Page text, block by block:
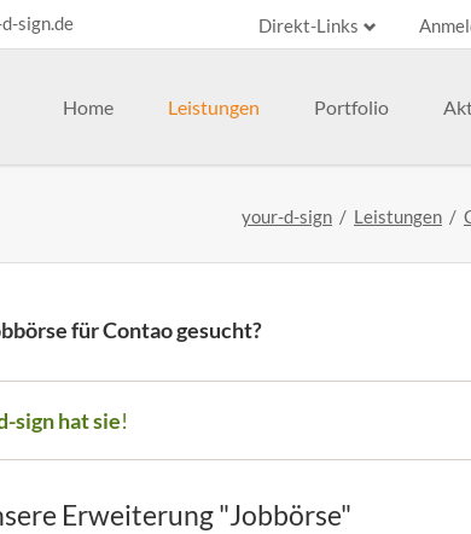
sign.de
Direkt-Links
Home Leistungen
Event
Portfolio
your-d-sign Leistungen
für Contao gesucht?
sign hat sie!
Erweiterung "Jobbörse"